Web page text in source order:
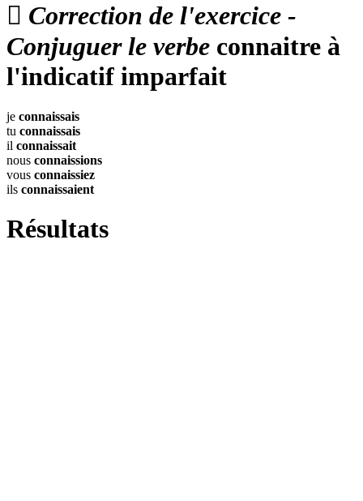
 Correction de l'exercice -
Conjuguer le verbe connaitre à
l'indicatif imparfait
je connaissais
tu connaissais
il connaissait
nous connaissions
vous connaissiez
ils connaissaient
Résultats